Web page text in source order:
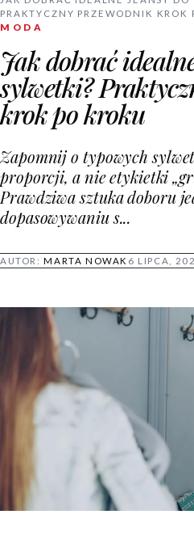
PRAKTYCZNY PRZEWODNIK KROK
MODA
Jak dobrać
sylwetki?
krok po kroku
Zapomnij o typowych
proporcji, a nie etykietki
Prawdziwa sztuka doboru
dopasowywaniu s...
AUTOR:MARTA NOWAK 6 LIPCA,